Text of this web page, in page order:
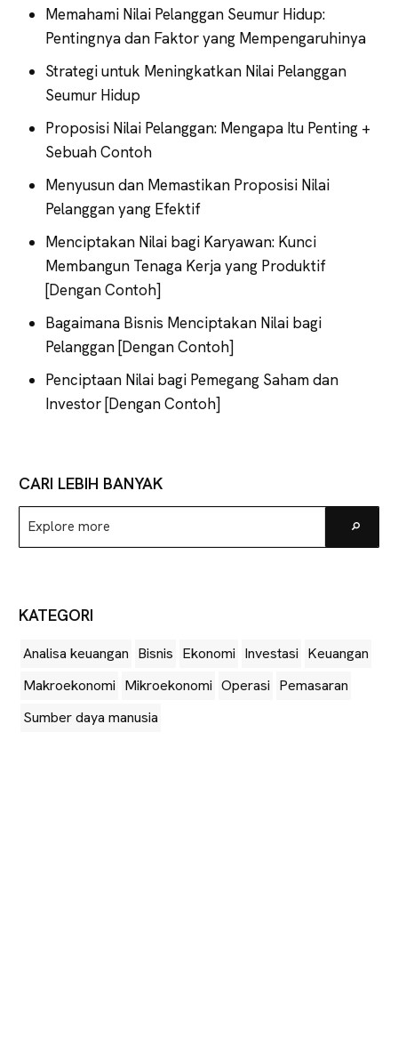
Memahami Nilai Pelanggan Seumur Hidup:
Pentingnya dan Faktor yang Mempengaruhinya
Strategi untuk Meningkatkan Nilai Pelanggan
Seumur Hidup
Proposisi Nilai Pelanggan: Mengapa Itu Penting +
Sebuah Contoh
Menyusun dan Memastikan Proposisi Nilai
Pelanggan yang Efektif
Menciptakan Nilai bagi Karyawan: Kunci
Membangun Tenaga Kerja yang Produktif
[Dengan Contoh]
Bagaimana Bisnis Menciptakan Nilai bagi
Pelanggan [Dengan Contoh]
Penciptaan Nilai bagi Pemegang Saham dan
Investor [Dengan Contoh]
CARI LEBIH BANYAK
Explore
more
KATEGORI
Analisa keuangan Bisnis Ekonomi Investasi Keuangan
Makroekonomi Mikroekonomi Operasi Pemasaran
Sumber daya manusia